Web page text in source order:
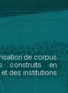
de corpus
construits en
des institutions